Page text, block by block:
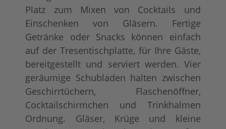
Platz zum Mixen von Cocktails und
Einschenken von Gläsern. Fertige
Getränke oder Snacks können einfach
auf der Tresentischplatte, für Ihre Gäste,
bereitgestellt und serviert werden. Vier
geräumige Schubladen halten zwischen
Geschirrtüchern, Flaschenöffner,
Cocktailschirmchen und Trinkhalmen
Ordnung. Gläser, Krüge und kleine